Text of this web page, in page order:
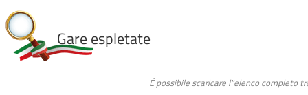
Gare espletate
È possibile scaricare l"elenco completo